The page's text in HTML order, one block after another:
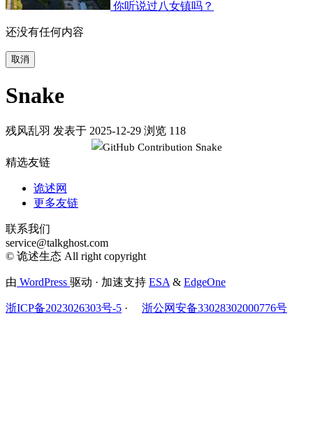
你听说过八女镇吗？
还没有任何内容
取消
Snake
残风乱羽 发表于 2025-12-29 浏览 118
精选友链
诡述网
更多友链
联系我们
service@talkghost.com
© 诡述生态 All right copyright
由 WordPress 驱动 · 加速支持 ESA & EdgeOne
浙ICP备2023026303号-5 · 浙公网安备33028302000776号